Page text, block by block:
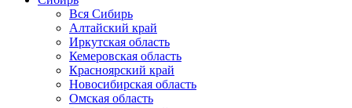
Вся Сибирь
Алтайский край
Иркутская область
Кемеровская область
Красноярский край
Новосибирская область
Омская область